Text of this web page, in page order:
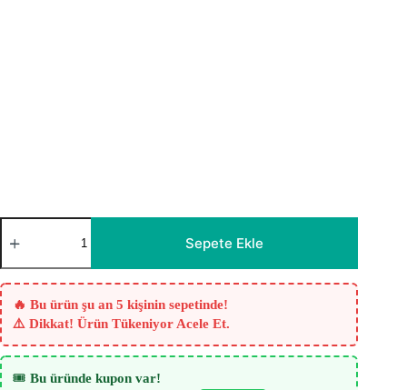
Krem
Soft
Perde
adet
Sepete Ekle
🔥 Bu ürün şu an 5 kişinin sepetinde!
⚠️ Dikkat! Ürün Tükeniyor Acele Et.
🎟️ Bu üründe kupon var!